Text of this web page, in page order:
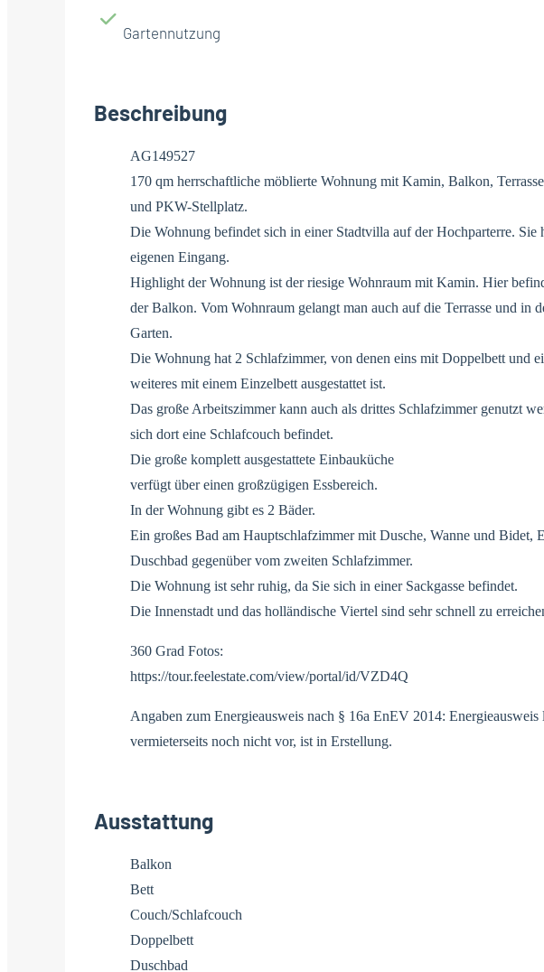
Gartennutzung
Beschreibung
AG149527
170 qm herrschaftliche möblierte Wohnung mit Kamin, Balkon,
und PKW-Stellplatz.
Die Wohnung befindet sich in einer Stadtvilla auf der Hochparterre. Sie
eigenen Eingang.
Highlight der Wohnung ist der riesige Wohnraum mit Kamin. Hier
der Balkon. Vom Wohnraum gelangt man auch auf die Terrasse und in
Garten.
Die Wohnung hat 2 Schlafzimmer, von denen eins mit Doppelbett und
weiteres mit einem Einzelbett ausgestattet ist.
Das große Arbeitszimmer kann auch als drittes Schlafzimmer genutzt
sich dort eine Schlafcouch befindet.
Die große komplett ausgestattete Einbauküche
verfügt über einen großzügigen Essbereich.
In der Wohnung gibt es 2 Bäder.
Ein großes Bad am Hauptschlafzimmer mit Dusche, Wanne und Bidet,
Duschbad gegenüber vom zweiten Schlafzimmer.
Die Wohnung ist sehr ruhig, da Sie sich in einer Sackgasse befindet.
Die Innenstadt und das holländische Viertel sind sehr schnell zu
360 Grad Fotos:
https://tour.feelestate.com/view/portal/id/VZD4Q
Angaben zum Energieausweis nach § 16a EnEV 2014: Energieausweis
vermieterseits noch nicht vor, ist in Erstellung.
Ausstattung
Balkon
Bett
Couch/Schlafcouch
Doppelbett
Duschbad